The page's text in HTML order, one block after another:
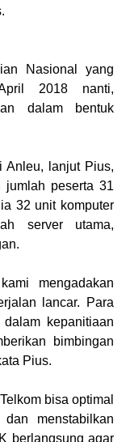
Nasional yang
2018 nanti,
dalam bentuk
Anleu, lanjut Pius,
peserta 31
32 unit komputer
server utama,
mengadakan
lancar. Para
kepanitiaan
bimbingan
Pius.
bisa optimal
menstabilkan
berlangsung agar